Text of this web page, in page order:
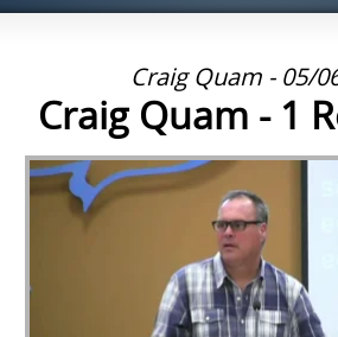
Craig Quam - 05/
Craig Quam - 1